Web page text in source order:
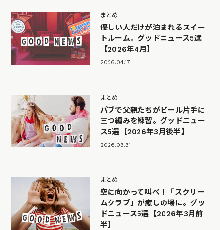
まとめ
優しい人だけが泊まれるスイー
トルーム。グッドニュース5選
【2026年4月】
2026.04.17
まとめ
パブで父親たちがビール片手に
三つ編みを練習。グッドニュー
ス5選【2026年3月後半】
2026.03.31
まとめ
空に向かって叫べ！「スクリー
ムクラブ」が癒しの場に。グッ
ドニュース5選【2026年3月前
半】